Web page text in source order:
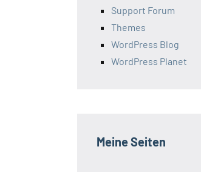
Support Forum
Themes
WordPress Blog
WordPress Planet
Meine Seiten